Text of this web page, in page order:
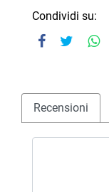
Condividi su:
Recensioni